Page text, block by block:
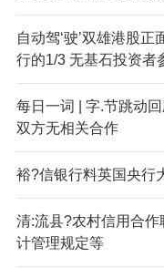
自动驾‘驶’双雄港股
行的1/3 无基石投资者
每日一词 | 字.节跳动回
双方无相关合作
裕?信银行料英国央行
清:流县?农村信用合
计管理规定等